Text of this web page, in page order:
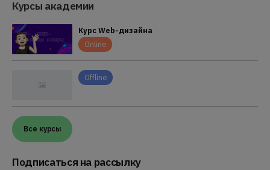
Курсы академии
Курс Web-дизайна
Online
Offline
Все курсы
Подписаться на рассылку